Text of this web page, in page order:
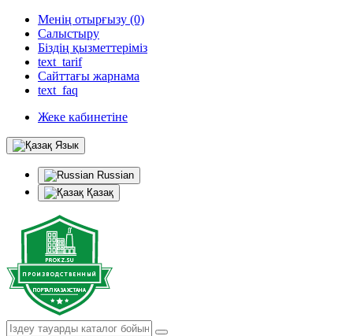
Менің отырғызу (0)
Салыстыру
Біздің қызметтеріміз
text_tarif
Сайттағы жарнама
text_faq
Жеке кабинетіне
Язык
Russian
Қазақ